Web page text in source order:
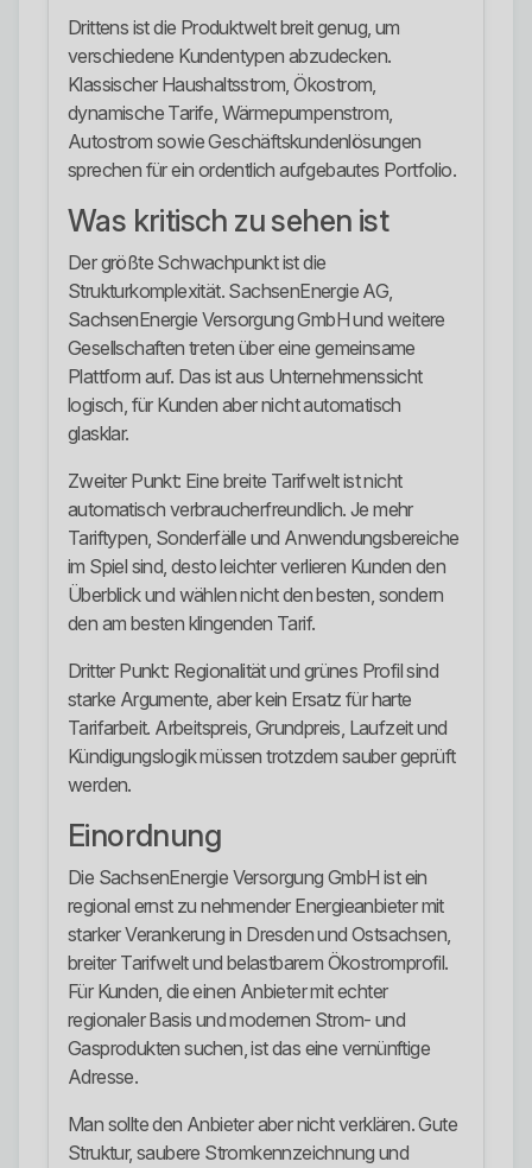
Drittens ist die Produktwelt breit genug, um
verschiedene Kundentypen abzudecken.
Klassischer Haushaltsstrom, Ökostrom,
dynamische Tarife, Wärmepumpenstrom,
Autostrom sowie Geschäftskundenlösungen
sprechen für ein ordentlich aufgebautes Portfolio.
Was kritisch zu sehen ist
Der größte Schwachpunkt ist die
Strukturkomplexität. SachsenEnergie AG,
SachsenEnergie Versorgung GmbH und weitere
Gesellschaften treten über eine gemeinsame
Plattform auf. Das ist aus Unternehmenssicht
logisch, für Kunden aber nicht automatisch
glasklar.
Zweiter Punkt: Eine breite Tarifwelt ist nicht
automatisch verbraucherfreundlich. Je mehr
Tariftypen, Sonderfälle und Anwendungsbereiche
im Spiel sind, desto leichter verlieren Kunden den
Überblick und wählen nicht den besten, sondern
den am besten klingenden Tarif.
Dritter Punkt: Regionalität und grünes Profil sind
starke Argumente, aber kein Ersatz für harte
Tarifarbeit. Arbeitspreis, Grundpreis, Laufzeit und
Kündigungslogik müssen trotzdem sauber geprüft
werden.
Einordnung
Die SachsenEnergie Versorgung GmbH ist ein
regional ernst zu nehmender Energieanbieter mit
starker Verankerung in Dresden und Ostsachsen,
breiter Tarifwelt und belastbarem Ökostromprofil.
Für Kunden, die einen Anbieter mit echter
regionaler Basis und modernen Strom- und
Gasprodukten suchen, ist das eine vernünftige
Adresse.
Man sollte den Anbieter aber nicht verklären. Gute
Struktur, saubere Stromkennzeichnung und